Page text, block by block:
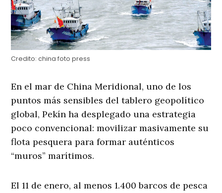
Credito: china foto press
En el mar de China Meridional, uno de los
puntos más sensibles del tablero geopolítico
global, Pekín ha desplegado una estrategia
poco convencional: movilizar masivamente su
flota pesquera para formar auténticos
“muros” marítimos.
El 11 de enero, al menos 1.400 barcos de pesca